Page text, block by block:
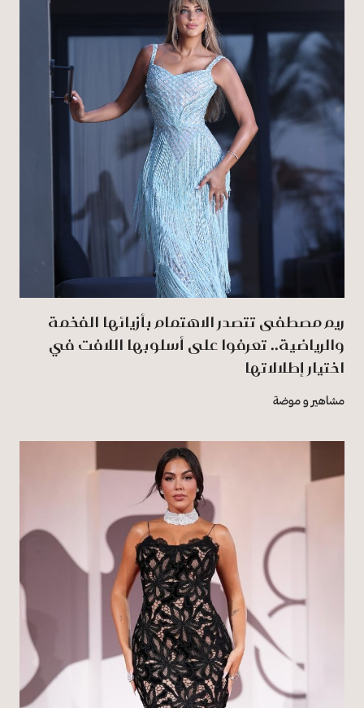
ريم مصطفى تتصدر الاهتمام بأزيائها الفخمة
والرياضية.. تعرفوا على أسلوبها اللافت في
اختيار إطلالاتها
مشاهير و موضة